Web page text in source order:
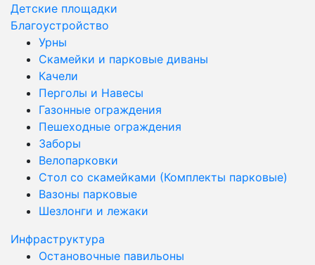
Детские площадки
Благоустройство
Урны
Скамейки и парковые диваны
Качели
Перголы и Навесы
Газонные ограждения
Пешеходные ограждения
Заборы
Велопарковки
Стол со скамейками (Комплекты парковые)
Вазоны парковые
Шезлонги и лежаки
Инфраструктура
Остановочные павильоны